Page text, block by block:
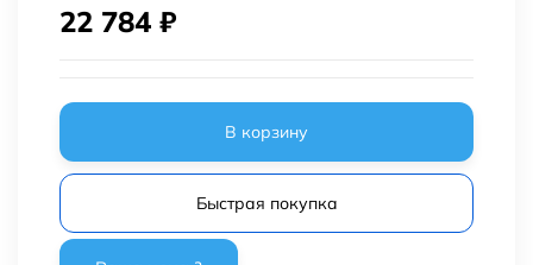
22 784 ₽
В корзину
Быстрая покупка